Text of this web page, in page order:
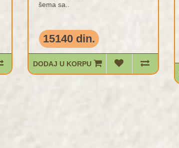
šema sa..
15140 din.
DODAJ U KORPU